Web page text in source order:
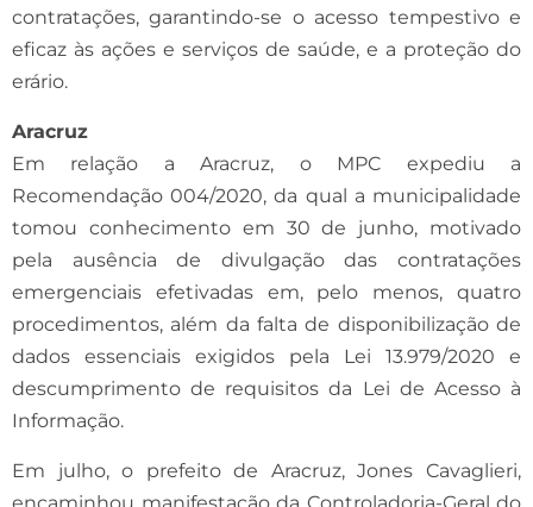
contratações, garantindo-se o acesso tempestivo e
eficaz às ações e serviços de saúde, e a proteção do
erário.
Aracruz
Em relação a Aracruz, o MPC expediu a
Recomendação 004/2020, da qual a municipalidade
tomou conhecimento em 30 de junho, motivado
pela ausência de divulgação das contratações
emergenciais efetivadas em, pelo menos, quatro
procedimentos, além da falta de disponibilização de
dados essenciais exigidos pela Lei 13.979/2020 e
descumprimento de requisitos da Lei de Acesso à
Informação.
Em julho, o prefeito de Aracruz, Jones Cavaglieri,